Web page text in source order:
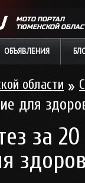
МОТО ПОРТАЛ
ТЮМЕНСКОЙ
ОБЪЯВЛЕНИЯ
области »
для
за